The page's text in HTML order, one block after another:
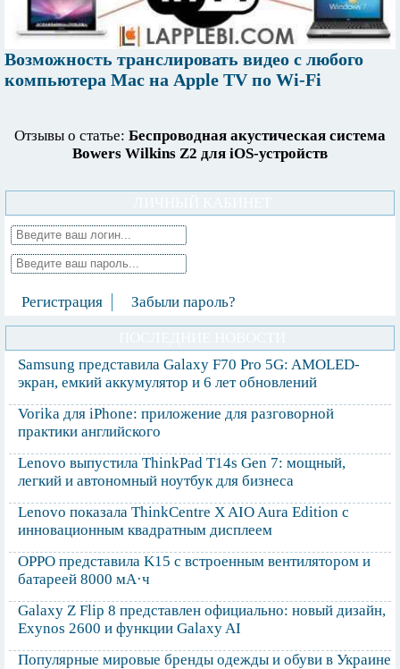
Возможность транслировать видео с любого
компьютера Mac на Apple TV по Wi-Fi
Отзывы о статье: Беспроводная акустическая система
Bowers Wilkins Z2 для iOS-устройств
Регистрация Забыли пароль?
Samsung представила Galaxy F70 Pro 5G: AMOLED-
экран, емкий аккумулятор и 6 лет обновлений
Vorika для iPhone: приложение для разговорной
практики английского
Lenovo выпустила ThinkPad T14s Gen 7: мощный,
легкий и автономный ноутбук для бизнеса
Lenovo показала ThinkCentre X AIO Aura Edition с
инновационным квадратным дисплеем
OPPO представила K15 с встроенным вентилятором и
батареей 8000 мА·ч
Galaxy Z Flip 8 представлен официально: новый дизайн,
Exynos 2600 и функции Galaxy AI
Популярные мировые бренды одежды и обуви в Украине